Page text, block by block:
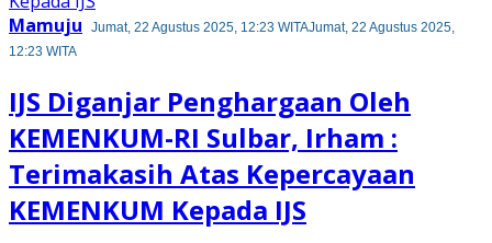
Mamuju Jumat, 22 Agustus 2025, 12:23 WITAJumat, 22 Agustus 2025,
12:23 WITA
IJS Diganjar Penghargaan Oleh
KEMENKUM-RI Sulbar, Irham :
Terimakasih Atas Kepercayaan
KEMENKUM Kepada IJS